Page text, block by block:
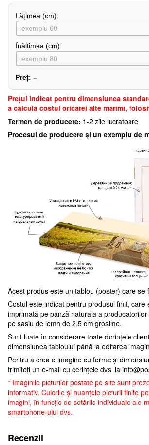
Lățimea (сm):
Înălțimea (cm):
Preț: –
Preţul indicat pentru dimensiunea
a calcula costul oricarei alte marimi,
Termen de producere: 1-2 zile lucratoare
Procesul de producere și un exemplu de
Acest produs este un tablou (poster) care se
Costul este indicat pentru produsul finit, care
imprimată pe pânză naturala a
pe șasiu de lemn de 2,5 cm grosime.
Sunt luate în considerare toate dorințele
dimensiunea tabloului până la editarea
Pentru a crea o imagine cu forme și
trimiteți un e-mail cu cerințele dvs. la
* Imaginile picturilor postate pe site sunt
informativ. Culorile și nuanțele picturii finite
imagini, în funcție de setările individuale ale
smartphone-ului dvs.
Recenzii